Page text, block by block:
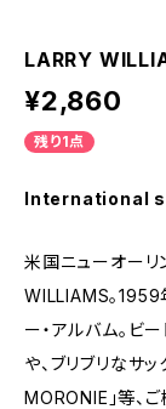
LARRY
¥2,860
残り1点
International
米国ニューオーリ
WILLIAMS。
ー・アルバム。ビ
や、ブリブリなサ
MORONIE」等、